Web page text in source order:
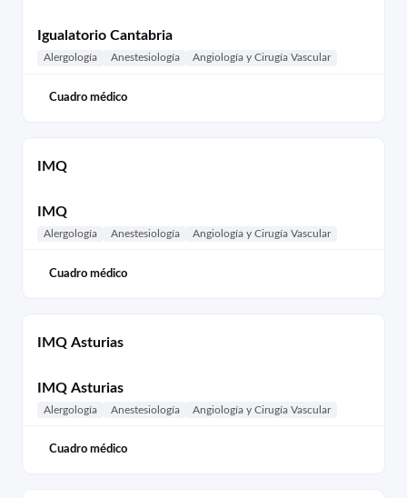
Igualatorio Cantabria
Alergología Anestesiología Angiología y Cirugía Vascular
Cuadro médico
IMQ
IMQ
Alergología Anestesiología Angiología y Cirugía Vascular
Cuadro médico
IMQ Asturias
IMQ Asturias
Alergología Anestesiología Angiología y Cirugía Vascular
Cuadro médico